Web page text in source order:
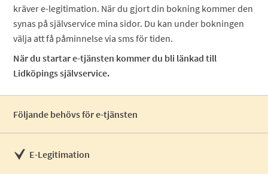
kräver e-legitimation. När du gjort din bokning kommer den
synas på självservice mina sidor. Du kan under bokningen
välja att få påminnelse via sms för tiden.
När du startar e-tjänsten kommer du bli länkad till
Lidköpings självservice.
Följande behövs för e-tjänsten
E-Legitimation